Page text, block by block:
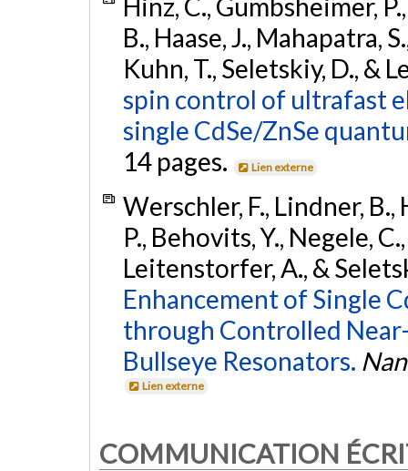
B., Haase, J., Mahapatra,
Kuhn, T., Seletskiy, D., &
spin control of ultrafast
single CdSe/ZnSe
14 pages.
Lien externe
Werschler, F., Lindner, B.,
P., Behovits, Y., Negele,
Leitenstorfer, A., &
Enhancement of Single
through Controlled
Bullseye Resonators.
Lien externe
COMMUNICATION